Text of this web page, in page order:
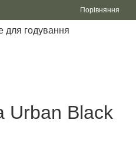
Порівняння
для годування
Urban Black